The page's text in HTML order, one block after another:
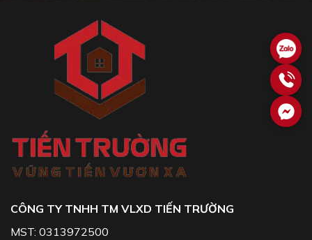
CÔNG TY TNHH TM VLXD TIẾN TRƯỜNG
MST: 0313972500